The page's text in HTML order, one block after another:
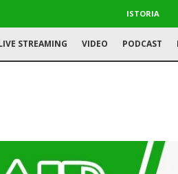
ISTORIA
STREAMING VIDEO PODCAST